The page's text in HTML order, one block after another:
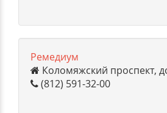
Ремедиум
Коломяжский проспект,
(812) 591-32-00